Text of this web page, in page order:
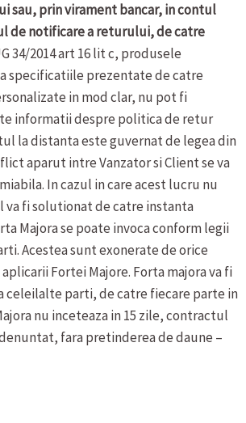
sau, prin virament bancar, in contul
de notificare a returului, de catre
34/2014 art 16 lit c, produsele
specificatiile prezentate de catre
in mod clar, nu pot fi
informatii despre politica de retur
la distanta este guvernat de legea din
aparut intre Vanzator si Client se va
In cazul in care acest lucru nu
fi solutionat de catre instanta
Majora se poate invoca conform legii
Acestea sunt exonerate de orice
Fortei Majore. Forta majora va fi
celeilalte parti, de catre fiecare parte in
nu inceteaza in 15 zile, contractul
fara pretinderea de daune –